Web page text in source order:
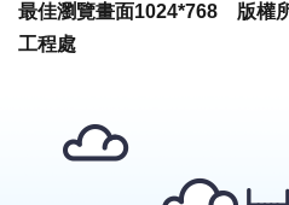
最佳瀏覽畫面1024*768 版權
工程處